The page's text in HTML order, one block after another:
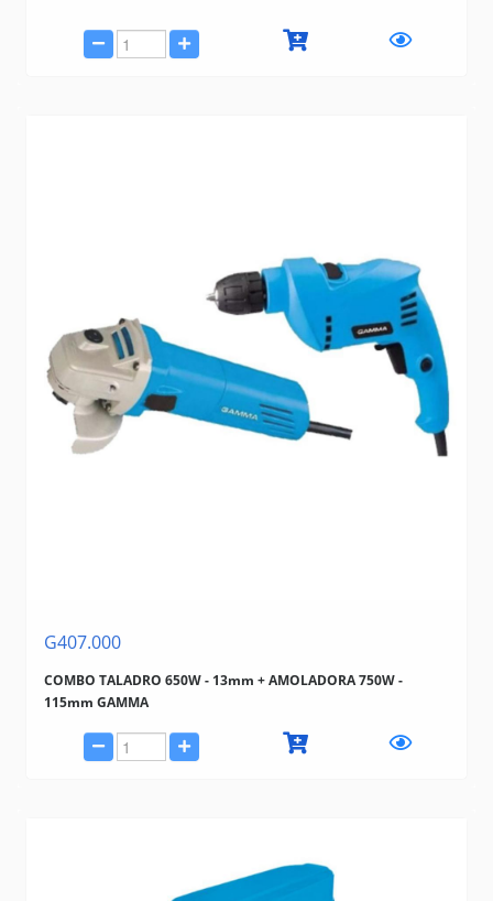
G407.000
COMBO TALADRO 650W - 13mm + AMOLADORA 750W -
115mm GAMMA